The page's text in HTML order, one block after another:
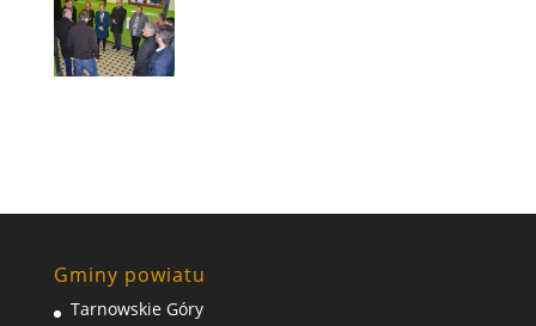
Gminy powiatu
Tarnowskie Góry